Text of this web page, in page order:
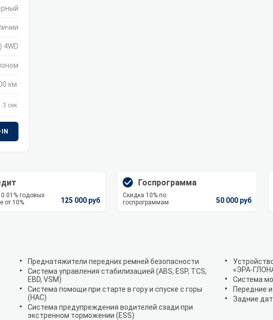
4WD
км.
сек.
0.01% годовых
от 10%
125 000 руб
Госпрограмма
Скидка 10% по
госпрограммам
50 000 руб
Преднатяжители передних ремней безопасности
Система управления стабилизацией (ABS, ESP, TCS,
EBD, VSM)
Система помощи при старте в гору и спуске с горы
(HAC)
Система предупреждения водителей сзади при
экстренном торможении (ESS)
«ЭРА-
Система
Передние
Задние